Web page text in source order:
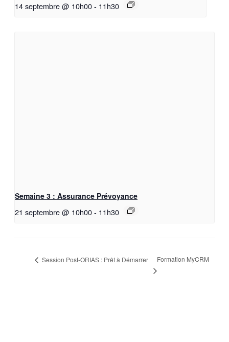
14 septembre @ 10h00- 11h30
Semaine 3 : Assurance Prévoyance
21 septembre @ 10h00- 11h30
Session Post-ORIAS : Prêt à Démarrer Formation MyCRM